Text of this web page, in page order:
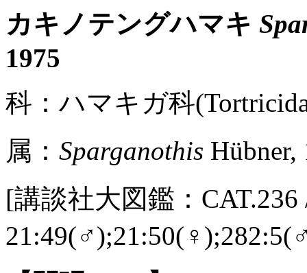
カキノテングハマキ
1975
科：ハマキガ科
属： Sparganothis Hübner,
[講談社大図鑑：CAT.236